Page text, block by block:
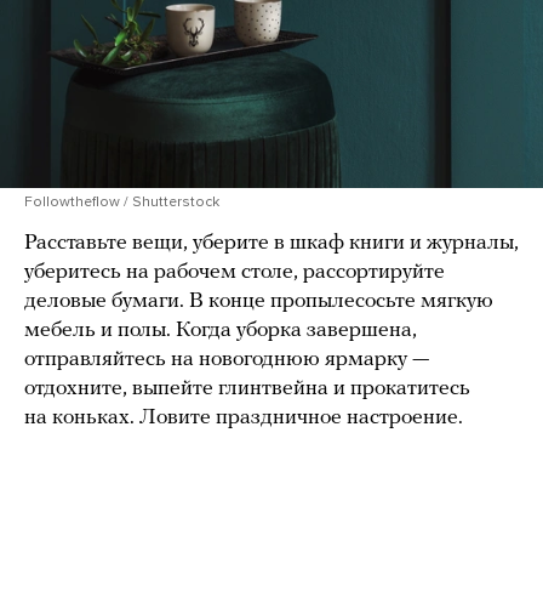
Followtheflow / Shutterstock
Расставьте вещи, уберите в шкаф книги и журналы,
уберитесь на рабочем столе, рассортируйте
деловые бумаги. В конце пропылесосьте мягкую
мебель и полы. Когда уборка завершена,
отправляйтесь на новогоднюю ярмарку —
отдохните, выпейте глинтвейна и прокатитесь
на коньках. Ловите праздничное настроение.